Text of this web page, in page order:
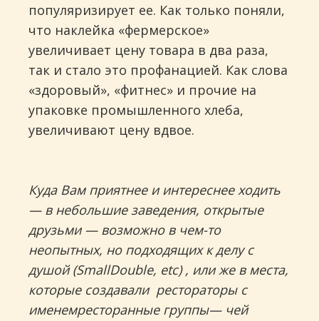
популяризирует ее. Как только поняли,
что наклейка «фермерское»
увеличивает цену товара в два раза,
так и стало это профанацией. Как слова
«здоровый», «фитнес» и прочие на
упаковке промышленного хлеба,
увеличивают цену вдвое.
Куда Вам приятнее и интереснее ходить
— в небольшие заведения, открытые
друзьми — возможно в чем-то
неопытных, но подходящих к делу с
душой (SmallDouble, etc) , или же в места,
которые создавали рестораторы с
именемресторанные группы— чей